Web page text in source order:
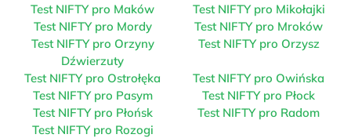
Test NIFTY pro Maków
Test NIFTY pro Mikołajki
Test NIFTY pro Mordy
Test NIFTY pro Mroków
Test NIFTY pro Orzyny
Dźwierzuty
Test NIFTY pro Orzysz
Test NIFTY pro Ostrołęka
Test NIFTY pro Owińska
Test NIFTY pro Pasym
Test NIFTY pro Płock
Test NIFTY pro Płońsk
Test NIFTY pro Radom
Test NIFTY pro Rozogi